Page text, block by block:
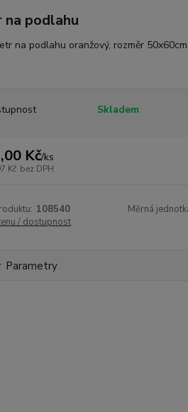
na podlahu
na podlahu oranžový, rozměr
Skladem
Kč/ks
Kč bez DPH
108540 Měrná
/ dostupnost
Parametry